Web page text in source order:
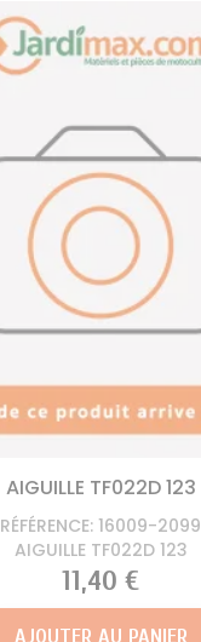
AIGUILLE TF022D 123
RÉFÉRENCE: 16009-2099
AIGUILLE TF022D 123
Prix
11,40 €
AJOUTER AU PANIER